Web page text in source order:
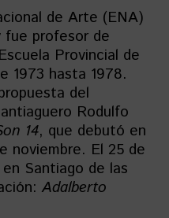
de Arte (ENA)
fue profesor de
Provincial de
1973 hasta 1978.
del
Rodulfo
14, que debutó en
noviembre. El 25 de
Santiago de las
Adalberto